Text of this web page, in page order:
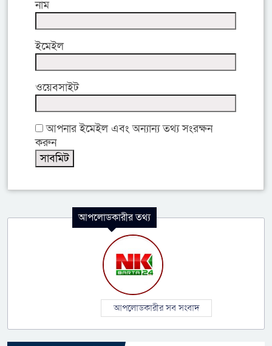
নাম
ইমেইল
ওয়েবসাইট
আপনার ইমেইল এবং অন্যান্য তথ্য সংরক্ষন
করুন
আপলোডকারীর তথ্য
আপলোডকারীর সব সংবাদ